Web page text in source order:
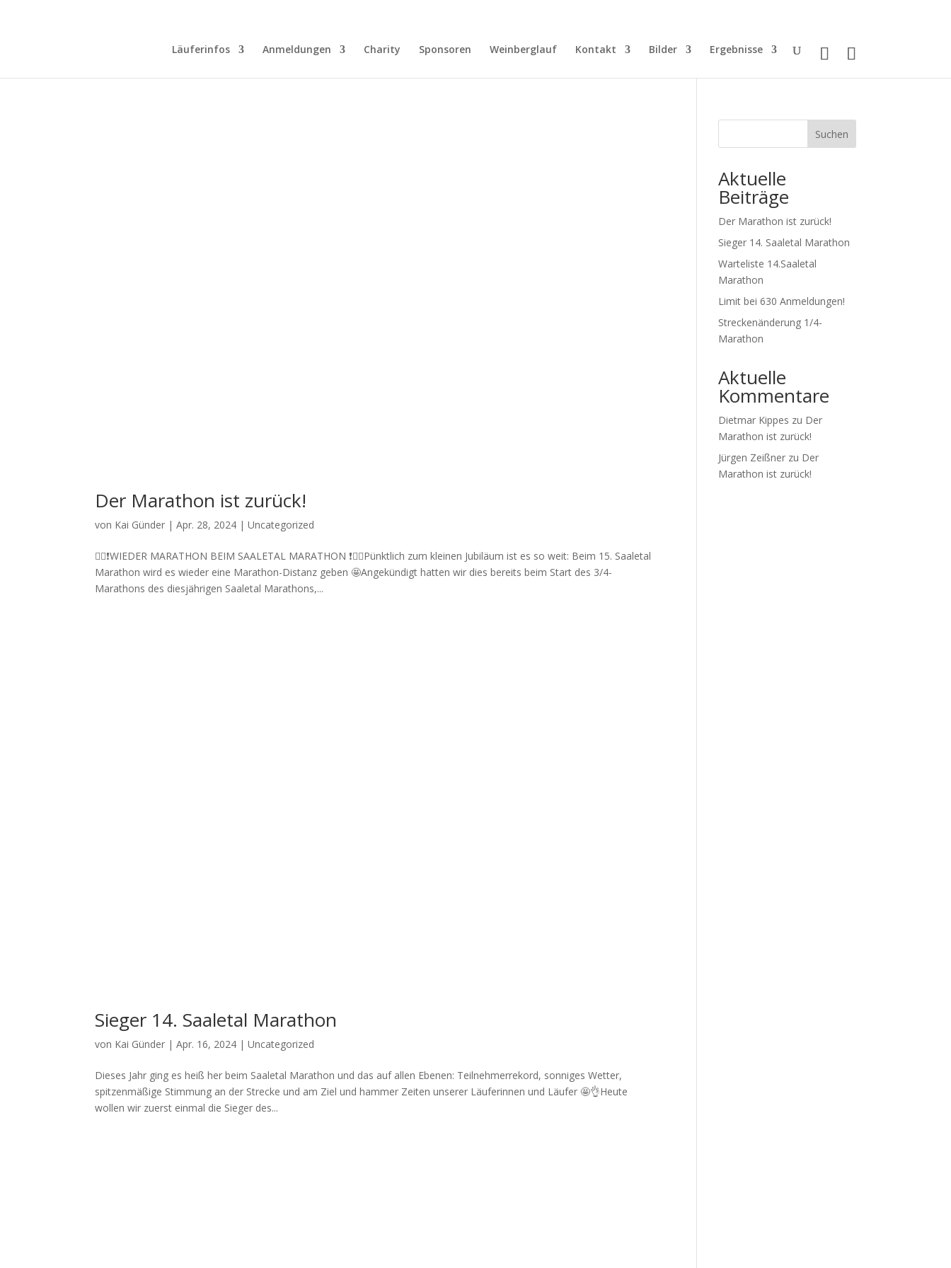
Läuferinfos Anmeldungen Charity Sponsoren Weinberglauf Kontakt Bilder Ergebnisse
Der Marathon ist zurück!
von Kai Günder |Apr. 28, 2024 |Uncategorized
🏃‍♀️❗WIEDER MARATHON BEIM SAALETAL MARATHON ❗🏃‍♀️Pünktlich zum kleinen Jubiläum ist es so weit: Beim 15. Saaletal
Marathon wird es wieder eine Marathon-Distanz geben 🤩Angekündigt hatten wir dies bereits beim Start des 3/4-
Marathons des diesjährigen Saaletal Marathons,...
Sieger 14. Saaletal Marathon
von Kai Günder |Apr. 16, 2024 |Uncategorized
Dieses Jahr ging es heiß her beim Saaletal Marathon und das auf allen Ebenen: Teilnehmerrekord, sonniges Wetter,
spitzenmäßige Stimmung an der Strecke und am Ziel und hammer Zeiten unserer Läuferinnen und Läufer 🤩👌Heute
wollen wir zuerst einmal die Sieger des...
Suchen
Aktuelle
Beiträge
Der Marathon ist zurück!
Sieger 14. Saaletal Marathon
Warteliste 14.Saaletal
Marathon
Limit bei 630 Anmeldungen!
Streckenänderung 1/4-
Marathon
Aktuelle
Kommentare
Dietmar Kippes zu Der
Marathon ist zurück!
Jürgen Zeißner zu Der
Marathon ist zurück!